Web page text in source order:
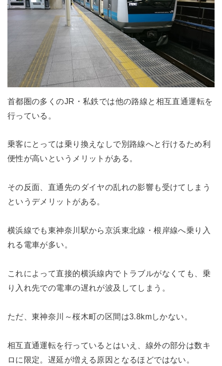
首都圏の多くのJR・私鉄では他の路線と相互直通運転を
行っている。
乗客にとっては乗り換えなしで別路線へと行けるため利
便性が高いというメリットがある。
その反面、直通先のダイヤの乱れの影響も受けてしまう
というデメリットがある。
横浜線でも東神奈川駅から京浜東北線・根岸線へ乗り入
れる電車が多い。
これによって直接的横浜線内でトラブルがなくても、乗
り入れ先での電車の遅れが波及してしまう。
ただ、東神奈川～桜木町の区間は3.8kmしかない。
相互直通運転を行っているとはいえ、線外の部分は数キ
ロに限定。遅延が増える原因となるほどではない。